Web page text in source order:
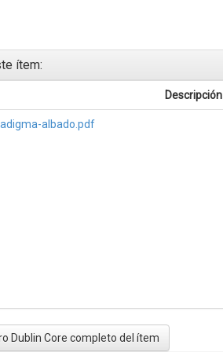
ítem:
Descripción
albado.pdf
Dublin Core completo del ítem